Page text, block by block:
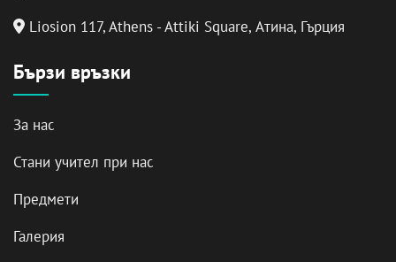
Liosion 117, Athens - Attiki Square, Атина, Гърция
Бързи връзки
За нас
Стани учител при нас
Предмети
Галерия